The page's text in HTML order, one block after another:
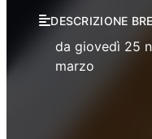
DESCRIZIONE
da giovedì 25
marzo